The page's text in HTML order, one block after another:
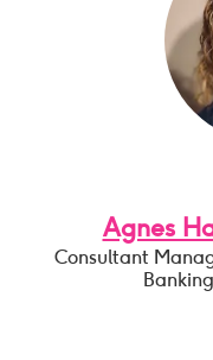
Agnes
Consultant